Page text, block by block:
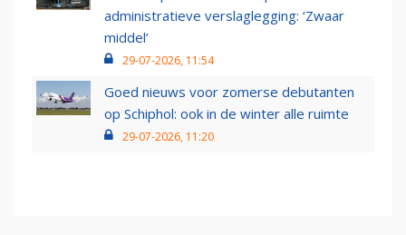
administratieve verslaglegging: ‘Zwaar
middel’
29-07-2026, 11:54
Goed nieuws voor zomerse debutanten
op Schiphol: ook in de winter alle ruimte
29-07-2026, 11:20